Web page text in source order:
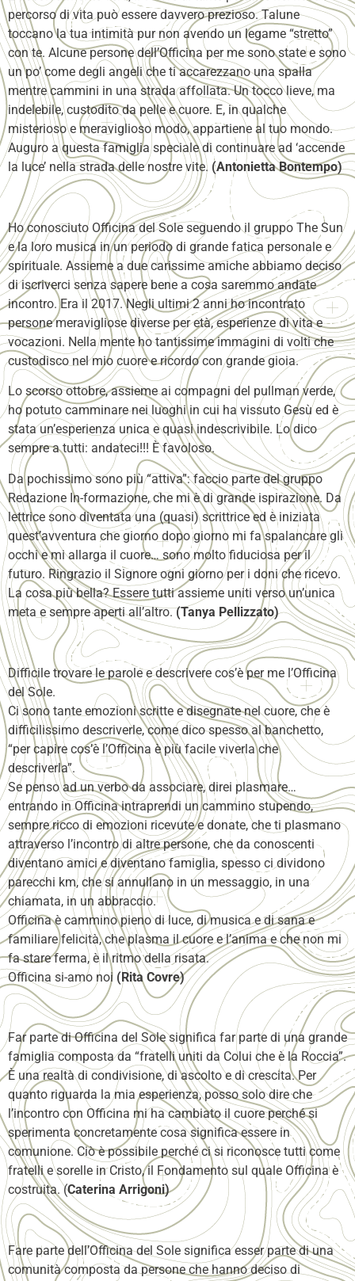
percorso di vita può essere davvero prezioso. Talune
toccano la tua intimità pur non avendo un legame “stretto”
con te. Alcune persone dell’Officina per me sono state e sono
un po’ come degli angeli che ti accarezzano una spalla
mentre cammini in una strada affollata. Un tocco lieve, ma
indelebile, custodito da pelle e cuore. E, in qualche
misterioso e meraviglioso modo, appartiene al tuo mondo.
Auguro a questa famiglia speciale di continuare ad ‘accende
la luce’ nella strada delle nostre vite. (Antonietta Bontempo)
Ho conosciuto Officina del Sole seguendo il gruppo The Sun
e la loro musica in un periodo di grande fatica personale e
spirituale. Assieme a due carissime amiche abbiamo deciso
di iscriverci senza sapere bene a cosa saremmo andate
incontro. Era il 2017. Negli ultimi 2 anni ho incontrato
persone meravigliose diverse per età, esperienze di vita e
vocazioni. Nella mente ho tantissime immagini di volti che
custodisco nel mio cuore e ricordo con grande gioia.
Lo scorso ottobre, assieme ai compagni del pullman verde,
ho potuto camminare nei luoghi in cui ha vissuto Gesù ed è
stata un’esperienza unica e quasi indescrivibile. Lo dico
sempre a tutti: andateci!!! È favoloso.
Da pochissimo sono più “attiva”: faccio parte del gruppo
Redazione In-formazione, che mi è di grande ispirazione. Da
lettrice sono diventata una (quasi) scrittrice ed è iniziata
quest’avventura che giorno dopo giorno mi fa spalancare gli
occhi e mi allarga il cuore… sono molto fiduciosa per il
futuro. Ringrazio il Signore ogni giorno per i doni che ricevo.
La cosa più bella? Essere tutti assieme uniti verso un’unica
meta e sempre aperti all’altro.(Tanya Pellizzato)
Difficile trovare le parole e descrivere cos’è per me l’Officina
del Sole.
Ci sono tante emozioni scritte e disegnate nel cuore, che è
difficilissimo descriverle, come dico spesso al banchetto,
“per capire cos’è l’Officina è più facile viverla che
descriverla”.
Se penso ad un verbo da associare, direi plasmare…
entrando in Officina intraprendi un cammino stupendo,
sempre ricco di emozioni ricevute e donate, che ti plasmano
attraverso l’incontro di altre persone, che da conoscenti
diventano amici e diventano famiglia, spesso ci dividono
parecchi km, che si annullano in un messaggio, in una
chiamata, in un abbraccio.
Officina è cammino pieno di luce, di musica e di sana e
familiare felicità, che plasma il cuore e l’anima e che non mi
fa stare ferma, è il ritmo della risata.
Officina si-amo noi (Rita Covre)
Far parte di Officina del Sole significa far parte di una grande
famiglia composta da “fratelli uniti da Colui che è la Roccia”.
È una realtà di condivisione, di ascolto e di crescita. Per
quanto riguarda la mia esperienza, posso solo dire che
l’incontro con Officina mi ha cambiato il cuore perché si
sperimenta concretamente cosa significa essere in
comunione. Ciò è possibile perché ci si riconosce tutti come
fratelli e sorelle in Cristo, il Fondamento sul quale Officina è
costruita. (Caterina Arrigoni)
Fare parte dell’Officina del Sole significa esser parte di una
comunità composta da persone che hanno deciso di